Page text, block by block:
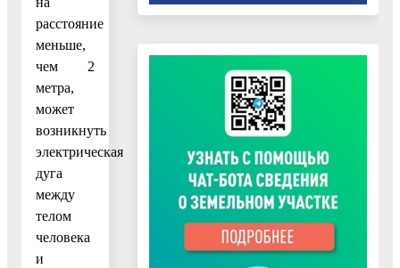
расстояние
меньше,
чем 2
метра,
может
возникнуть
электрическая
дуга
между
телом
человека
и